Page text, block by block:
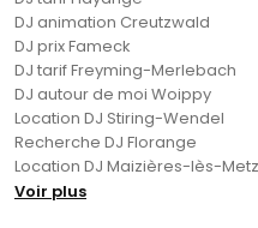
DJ animation Creutzwald
DJ prix Fameck
DJ tarif Freyming-Merlebach
DJ autour de moi Woippy
Location DJ Stiring-Wendel
Recherche DJ Florange
Location DJ Maizières-lès-Metz
Voir plus